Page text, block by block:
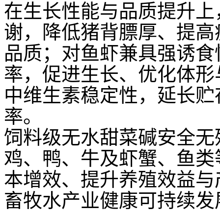
在生长性能与品质提升
谢，降低猪背膘厚、提
品质；对鱼虾兼具强诱
率，促进生长、优化体
中维生素稳定性，延长
率。
饲料级无水甜菜碱安全
鸡、鸭、牛及虾蟹、鱼
本增效、提升养殖效益
畜牧水产业健康可持续发